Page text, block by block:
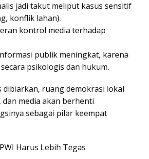
jadi takut meliput kasus sensitif
konflik lahan).
kontrol media terhadap
publik meningkat, karena
psikologis dan hukum.
dibiarkan, ruang demokrasi lokal
media akan berhenti
sebagai pilar keempat
Harus Lebih Tegas